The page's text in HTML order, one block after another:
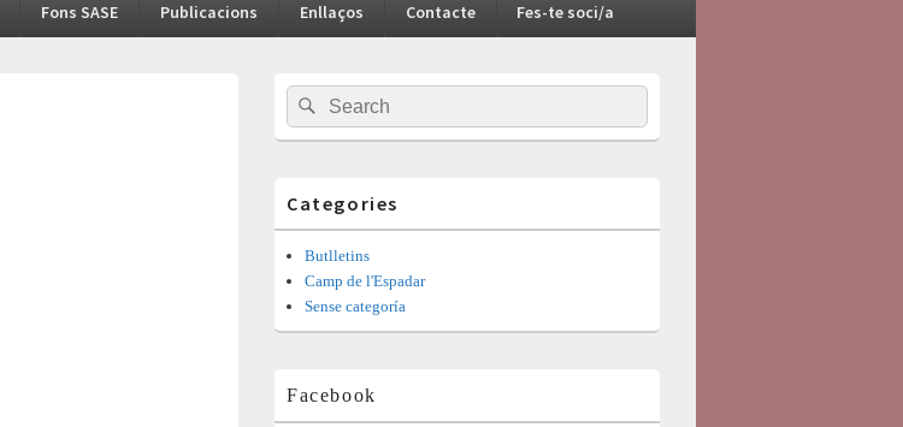
Fons SASE Publicacions Enllaços Contacte Fes-te soci/a
Barra
lateral
principal
Search
for:
Search
Categories
Butlletins
Camp de l'Espadar
Sense categoría
Facebook